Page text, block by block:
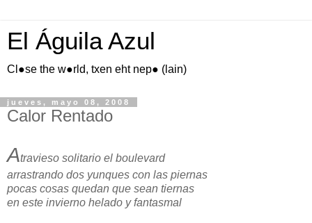
El Águila Azul
Cl●se the w●rld, txen eht nep● (lain)
jueves, mayo 08, 2008
Calor Rentado
Atravieso solitario el boulevard
arrastrando dos yunques con las piernas
pocas cosas quedan que sean tiernas
en este invierno helado y fantasmal